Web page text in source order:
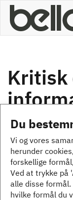
hovedindhold
Kritisk
Beklager...
indsendelser.
Du
Vi og vores
herunder
forskellige
Ved at trykke på
alle disse
hvilke formål du